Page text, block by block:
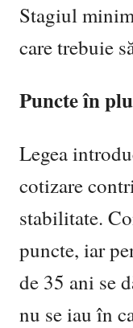
Stagiul
care trebuie
Puncte în
Legea
cotizare
stabilitate.
puncte, iar
de 35 ani se
nu se iau în